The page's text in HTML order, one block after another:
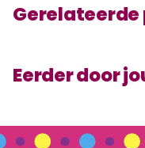
Eerder door